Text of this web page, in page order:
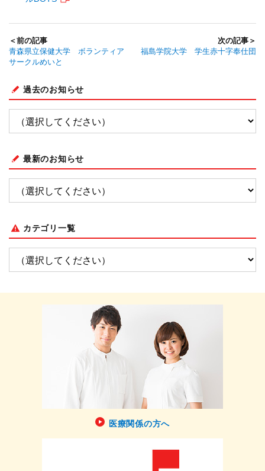
＜前の記事
青森県立保健大学 ボランティア
サークルめいと
次の記事＞
福島学院大学 学生赤十字奉仕団
過去のお知らせ
最新のお知らせ
カテゴリ一覧
医療関係の方へ